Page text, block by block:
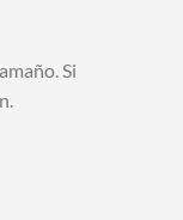
Si